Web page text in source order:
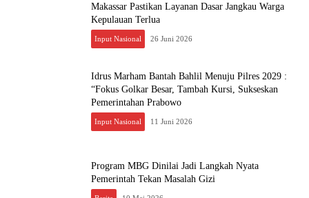
Makassar Pastikan Layanan Dasar Jangkau Warga
Kepulauan Terlua
Input Nasional 26 Juni 2026
Idrus Marham Bantah Bahlil Menuju Pilres 2029 :
“Fokus Golkar Besar, Tambah Kursi, Sukseskan
Pemerintahan Prabowo
Input Nasional 11 Juni 2026
Program MBG Dinilai Jadi Langkah Nyata
Pemerintah Tekan Masalah Gizi